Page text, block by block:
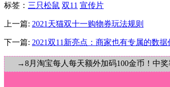
标签 ： 三只松鼠 双11 宣传片
上一篇: 2021天猫双十一购物券玩法规则
下一篇: 2021双11新亮点：商家也有专属的数据
→8月淘宝每人每天额外加码100金币！中奖